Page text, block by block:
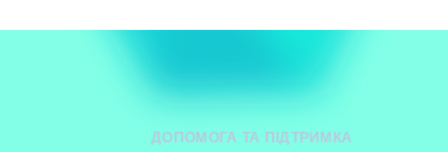
ДОПОМОГА ТА ПІДТРИМКА